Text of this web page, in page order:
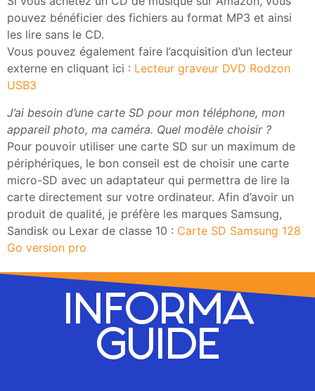
pouvez bénéficier des fichiers au format MP3 et ainsi
les lire sans le CD.
Vous pouvez également faire l’acquisition d’un lecteur
externe en cliquant ici : Lecteur graveur DVD Rodzon
USB3
J’ai besoin d’une carte SD pour mon téléphone, mon
appareil photo, ma caméra. Quel modèle choisir ?
Pour pouvoir utiliser une carte SD sur un maximum de
périphériques, le bon conseil est de choisir une carte
micro-SD avec un adaptateur qui permettra de lire la
carte directement sur votre ordinateur. Afin d’avoir un
produit de qualité, je préfère les marques Samsung,
Sandisk ou Lexar de classe 10 : Carte SD Samsung 128
Go version pro
INFORMA
GUIDE